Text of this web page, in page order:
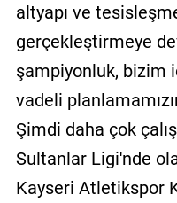
altyapı ve
gerçekleştirmeye
şampiyonluk, bizim
vadeli
Şimdi daha çok
Sultanlar Ligi'nde
Kayseri Atletikspor